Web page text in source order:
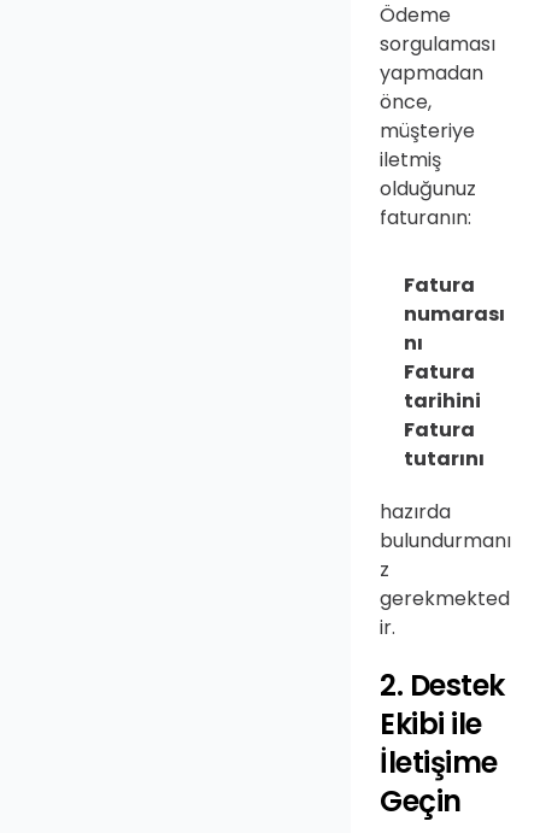
Ödeme
sorgulaması
yapmadan
önce,
müşteriye
iletmiş
olduğunuz
faturanın:
Fatura
numarası
nı
Fatura
tarihini
Fatura
tutarını
hazırda
bulundurmanı
z
gerekmekted
ir.
2. Destek
Ekibi ile
İletişime
Geçin